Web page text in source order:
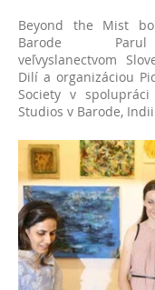
Beyond the Mist
Barode Parul
veľvyslanectvom
Dilí a organizáciou
Society v
Studios v Barode,